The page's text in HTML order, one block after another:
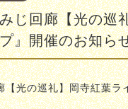
じ回廊【光の巡
』開催のお知ら
【光の巡礼】岡寺紅葉ラ